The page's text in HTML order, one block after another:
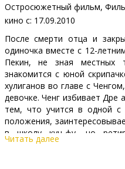
Остросюжетный фильм,
кино с: 17.09.2010
После смерти отца и
одиночка вместе с 12-
Пекин, не зная местных
знакомится с юной
хулиганов во главе с
девочке. Ченг избивает Дре
тем, что учится в одной
положения,
в школу кун-фу, но
учеников своего злейшего
Читать далее